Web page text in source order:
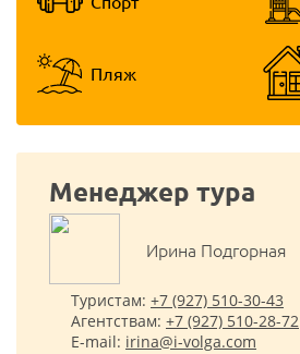
Пляж
Менеджер тура
Ирина Подгорная
Туристам: +7 (927) 510-30-43
Агентствам: +7 (927) 510-28-72
E-mail: irina@i-volga.com